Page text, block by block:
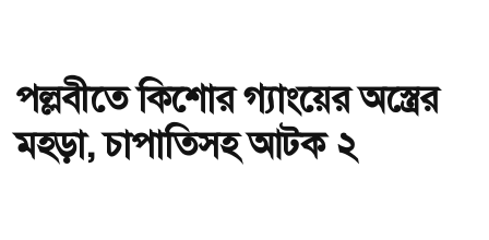
পল্লবীতে কিশোর গ্যাংয়ের অস্ত্রের
মহড়া, চাপাতিসহ আটক ২